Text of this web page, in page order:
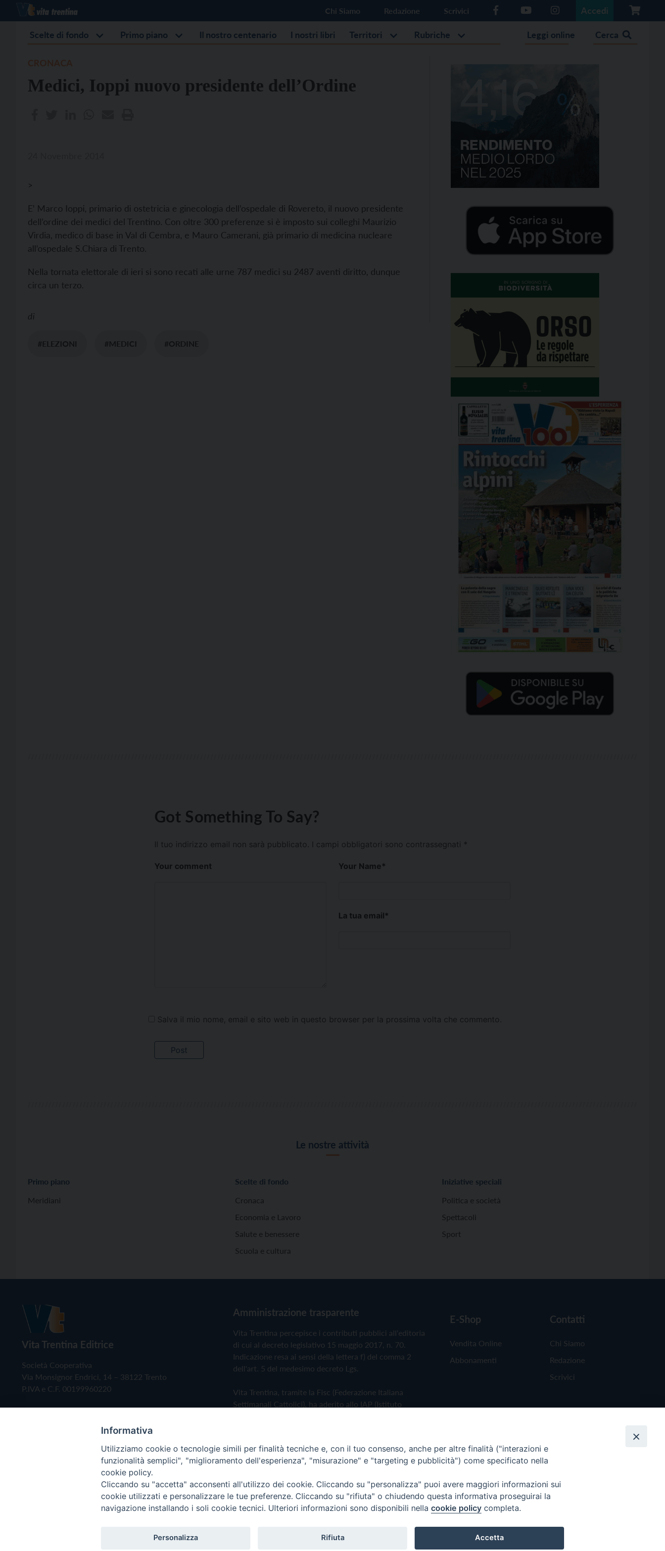
Chi Siamo Redazione Scrivici Accedi
Scelte di fondo Primo piano Il nostro centenario I nostri libri Territori Rubriche Leggi online Cerca
Medici, Ioppi nuovo presidente dell’Ordine
>
E’ Marco Ioppi, primario di ostetricia e ginecologia dell’ospedale di Rovereto, il nuovo presidente
dell’ordine dei medici del Trentino. Con oltre 300 preferenze si è imposto sui colleghi Maurizio
Virdia, medico di base in Val di Cembra, e Mauro Camerani, già primario di medicina nucleare
all’ospedale S.Chiara di Trento.
Nella tornata elettorale di ieri si sono recati alle urne 787 medici su 2487 aventi diritto, dunque
circa un terzo.
di
#ELEZIONI #MEDICI #ORDINE
Got Something To Say?
Il tuo indirizzo email non sarà pubblicato. I campi obbligatori sono contrassegnati *
Your comment Your Name*
La tua email*
Salva il mio nome, email e sito web in questo browser per la prossima volta che commento.
Le nostre attività
Primo piano
Meridiani
Scelte di fondo
Cronaca
Economia e Lavoro
Salute e benessere
Scuola e cultura
Iniziative speciali
Politica e società
Spettacoli
Sport
Vita Trentina Editrice
Società Cooperativa
Via Monsignor Endrici, 14 – 38122 Trento
P.IVA e C.F. 00199960220
Amministrazione trasparente
Vita Trentina percepisce i contributi pubblici all'editoria
di cui al decreto legislativo 15 maggio 2017, n. 70.
Indicazione resa ai sensi della lettera f) del comma 2
dell'art. 5 del medesimo decreto Lgs.
Vita Trentina, tramite la Fisc (Federazione Italiana
Settimanali Cattolici), ha aderito allo IAP (Istituto
Privacy Policy Cookie Policy
E-Shop
Vendita Online
Abbonamenti
Contatti
Chi Siamo
Redazione
Scrivici
Copyright © 2019 - Tutti i diritti riservati - Vita Trentina Editrice
Informativa
Utilizziamo cookie o tecnologie simili per finalità tecniche e, con il tuo consenso, anche per altre finalità ("interazioni e
funzionalità semplici", "miglioramento dell'esperienza", "misurazione" e "targeting e pubblicità") come specificato nella
cookie policy.
Cliccando su "accetta" acconsenti all'utilizzo dei cookie. Cliccando su "personalizza" puoi avere maggiori informazioni sui
cookie utilizzati e personalizzare le tue preferenze. Cliccando su "rifiuta" o chiudendo questa informativa proseguirai la
navigazione installando i soli cookie tecnici. Ulteriori informazioni sono disponibili nella cookie policy completa.
Personalizza Rifiuta Accetta